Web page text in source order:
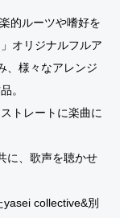
的ルーツや嗜好を
オリジナルフルア
、様々なアレンジ
。
トレートに楽曲に
に、歌声を聴かせ
collective&別